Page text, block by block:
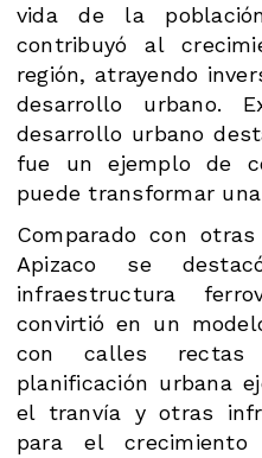
vida de la
contribuyó al
región, atrayendo
desarrollo urbano.
desarrollo urbano
fue un ejemplo de
puede transformar
Comparado con
Apizaco se
infraestructura
convirtió en un
con calles
planificación urbana
el tranvía y otras
para el